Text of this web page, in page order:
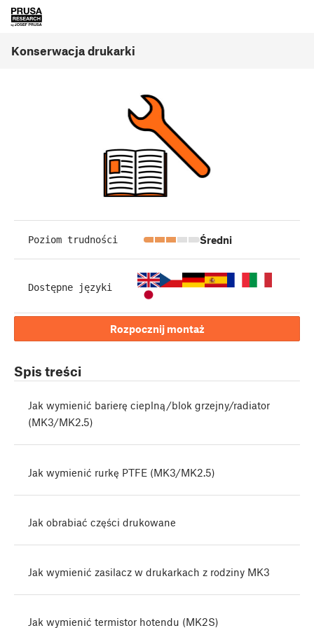
Konserwacja drukarki
Poziom trudności Średni
Dostępne języki
Rozpocznij montaż
Spis treści
Jak wymienić barierę cieplną/blok grzejny/radiator
(MK3/MK2.5)
Jak wymienić rurkę PTFE (MK3/MK2.5)
Jak obrabiać części drukowane
Jak wymienić zasilacz w drukarkach z rodziny MK3
Jak wymienić termistor hotendu (MK2S)